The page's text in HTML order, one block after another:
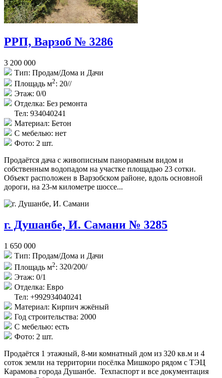
РРП, Варзоб № 3286
3 200 000
Тип: Продам/Дома и Дачи
Площадь м2: 20//
Этаж: 0/0
Отделка: Без ремонта
Тел: 934040241
Материал: Бетон
С мебелью: нет
Фото: 2 шт.
Продаётся дача с живописным панорамным видом и
собственным водопадом на участке площадью 23 сотки.
Объект расположен в Варзобском районе, вдоль основной
дороги, на 23-м километре шоссе...
г. Душанбе, И. Самани № 3285
1 650 000
Тип: Продам/Дома и Дачи
Площадь м2: 320/200/
Этаж: 0/1
Отделка: Евро
Тел: +992934040241
Материал: Кирпич жжёный
Год строительства: 2000
С мебелью: есть
Фото: 2 шт.
Продаётся 1 этажный, 8-ми комнатный дом из 320 кв.м и 4
соток земли на территории посёлка Мишкоро рядом с ТЭЦ
Карамова города Душанбе. Техпаспорт и все документация